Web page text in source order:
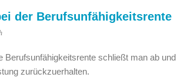
der Berufsunfähigkeitsrente
Berufsunfähigkeitsrente schließt man ab
zurückzuerhalten.